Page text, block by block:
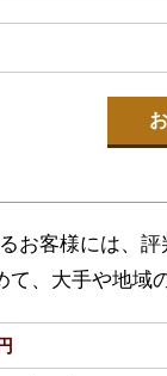
お客様には、評
て、大手や地域